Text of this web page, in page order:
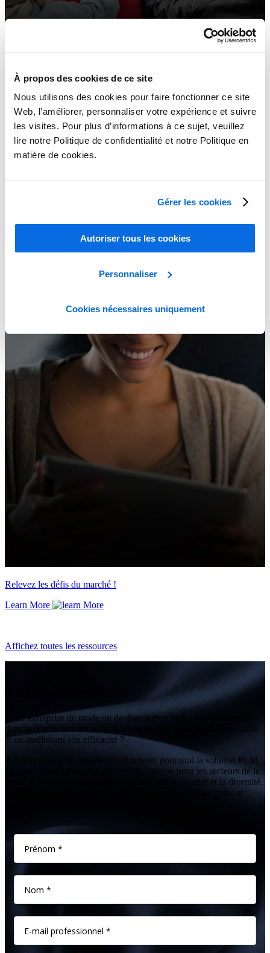
À propos des cookies de ce site
Nous utilisons des cookies pour faire fonctionner ce site
Web, l’améliorer, personnaliser votre expérience et suivre
les visites. Pour plus d’informations à ce sujet, veuillez
lire notre Politique de confidentialité et notre Politique en
matière de cookies.
Gérer les cookies
Autoriser tous les cookies
Personnaliser
Cookies nécessaires uniquement
ERP versus PLM : quelle solution a-t-elle le plus d’impact ?
Relevez les défis du marché !
Learn More
Affichez toutes les ressources
Votre entreprise de mode ou de distribution lutte-t-elle pour rester
dans la course aux dernières tendances, tout en maîtrisant ses coûts
et en améliorant son efficacité ?
Accordez-nous 60 minutes et découvrez pourquoi la solution PLM
étendue, prête à l’emploi, de Centric, conçue pour les secteurs de la
mode et de la distribution, booste l’innovation produit et la diversité,
multiplie les collections et accroît l’efficacité, réduit les coûts et